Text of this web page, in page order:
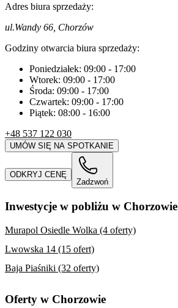
Adres biura sprzedaży:
ul.Wandy 66, Chorzów
Godziny otwarcia biura sprzedaży:
Poniedziałek: 09:00 - 17:00
Wtorek: 09:00 - 17:00
Środa: 09:00 - 17:00
Czwartek: 09:00 - 17:00
Piątek: 08:00 - 16:00
+48 537 122 030
UMÓW SIĘ NA SPOTKANIE
ODKRYJ CENĘ
Zadzwoń
Inwestycje w pobliżu w Chorzowie
Murapol Osiedle Wolka (4 oferty)
Lwowska 14 (15 ofert)
Baja Piaśniki (32 oferty)
Oferty w Chorzowie